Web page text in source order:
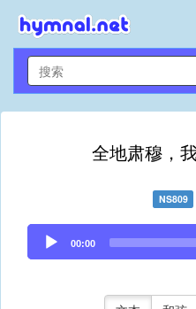
全地肃穆，
NS809
Audio
Player
00:00